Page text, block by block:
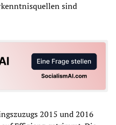
sind
2015 und 2016